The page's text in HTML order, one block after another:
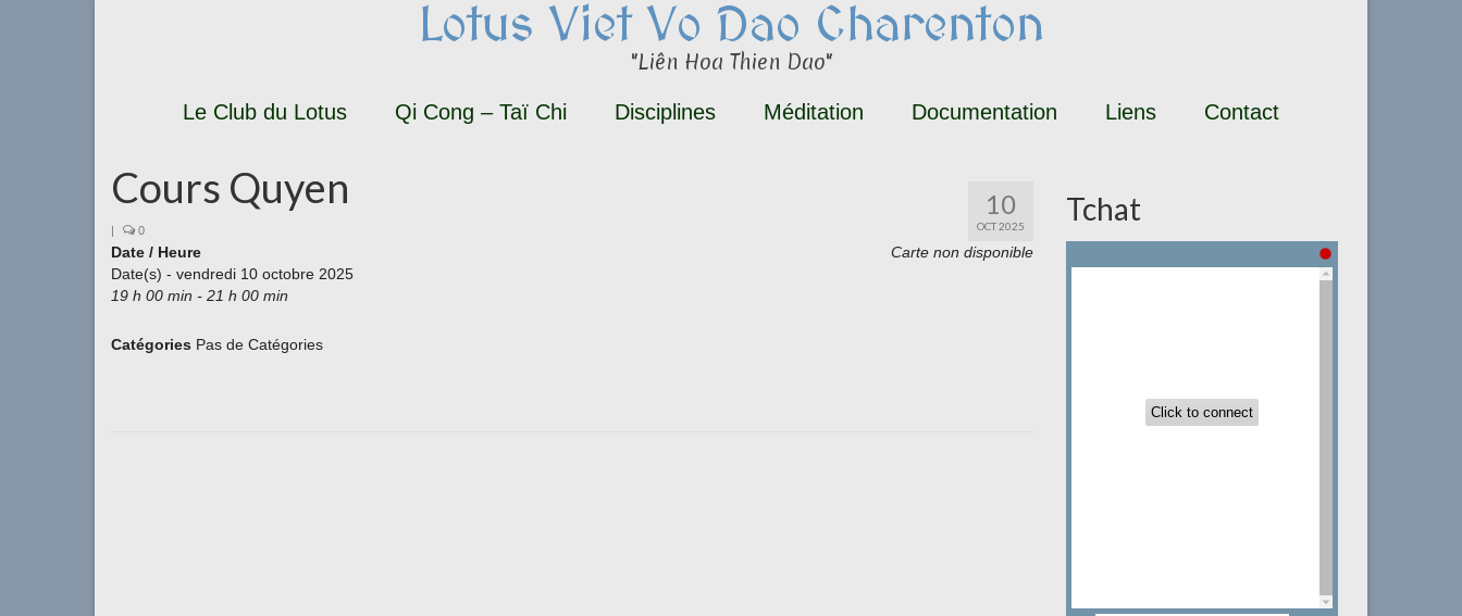
Lotus Viet Vo Dao Charenton
"Liên Hoa Thien Dao"
Le Club du Lotus Qi Cong – Taï Chi Disciplines Méditation Documentation Liens Contact
10
OCT 2025
Cours Quyen
| 0
Carte non disponible
Date / Heure
Date(s) - vendredi 10 octobre 2025
19 h 00 min - 21 h 00 min
Catégories Pas de Catégories
Tchat